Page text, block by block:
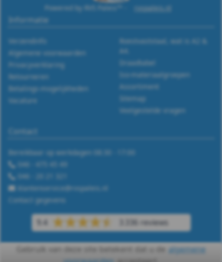
DIN
127B
-
A2
DIN
127B
-
A2
-
Powered by RVS Paleis™ - rvspaleis.nl
Informatie
Verzendinfo
Algemene voorwaarden
Privacyverklaring
Retourneren
Betalings-mogelijkheden
Vacature
Roestvaststaal, wat is A2 &
A4.
Draadtabel
Iso-materiaalgroepen
Assortiment
Sitemap
Veelgestelde vragen
Contact
Bereikbaar op werkdagen 08:30 - 17:00
046 - 475 45 49
046 - 20 21 321
klantenservice@rvspaleis.nl
Contact gegevens
9.4 3.336 reviews
Gebruik van deze site betekent dat u de algemene